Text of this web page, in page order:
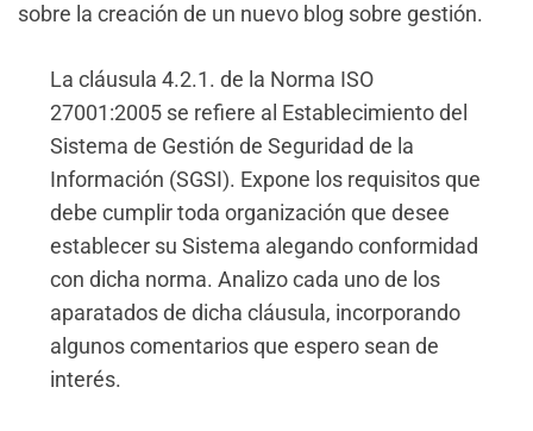
sobre la creación de un nuevo blog sobre gestión.
La cláusula 4.2.1. de la Norma ISO
27001:2005 se refiere al Establecimiento del
Sistema de Gestión de Seguridad de la
Información (SGSI). Expone los requisitos que
debe cumplir toda organización que desee
establecer su Sistema alegando conformidad
con dicha norma. Analizo cada uno de los
aparatados de dicha cláusula, incorporando
algunos comentarios que espero sean de
interés.